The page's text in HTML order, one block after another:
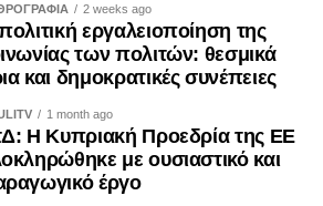
ο οποίος οδεύει προς
και είχε επενδύσει πολιτικά στη
προς το Ιράν, η συμφωνία που
ακόμη ένα σοβαρό πλήγμα
θεωρείται καθοριστικός για την
επιρροή του Ισραήλ.
2 weeks ago
εργαλειοποίηση της
των πολιτών: θεσμικά
και δημοκρατικές συνέπειες
1 month ago
Η Κυπριακή Προεδρία της ΕΕ
με ουσιαστικό και
έργο